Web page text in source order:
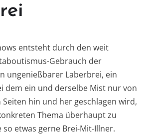
entsteht durch den weit
Gebrauch der
ungenießbarer Laberbrei, ein
dem ein und derselbe Mist nur von
hin und her geschlagen wird,
Thema überhaupt zu
so etwas gerne Brei-Mit-Illner.